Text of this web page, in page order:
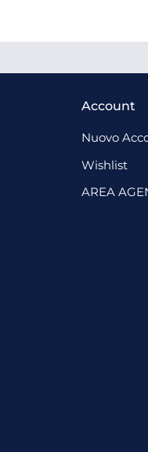
Account
Nuovo
Wishlist
AREA